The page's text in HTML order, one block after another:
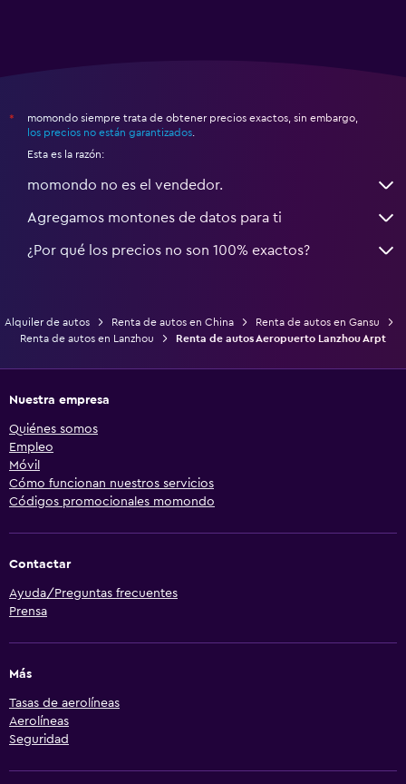
*
momondo siempre trata de obtener precios exactos, sin embargo,
los precios no están garantizados.
Esta es la razón:
momondo no es el vendedor.
Agregamos montones de datos para ti
¿Por qué los precios no son 100% exactos?
Alquiler de autos Renta de autos en China
Renta de autos en Gansu
Renta de autos en Lanzhou
Renta de autos Aeropuerto Lanzhou Arpt
Nuestra empresa
Quiénes somos
Empleo
Móvil
Cómo funcionan nuestros servicios
Códigos promocionales momondo
Contactar
Ayuda/Preguntas frecuentes
Prensa
Más
Tasas de aerolíneas
Aerolíneas
Seguridad